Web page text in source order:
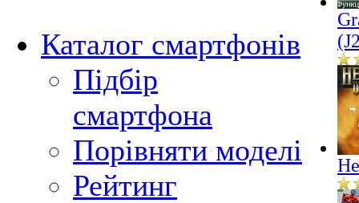
Каталог смартфонів
Підбір
смартфона
Порівняти моделі
Рейтинг